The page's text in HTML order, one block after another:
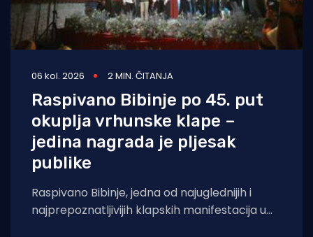
06 kol. 2026 2 MIN. ČITANJA
Raspivano Bibinje po 45. put
okuplja vrhunske klape –
jedina nagrada je pljesak
publike
Raspivano Bibinje, jedna od najuglednijih i
najprepoznatljivijih klapskih manifestacija u